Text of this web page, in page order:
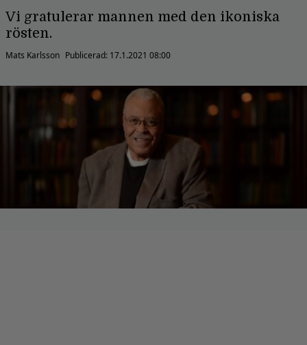
Vi gratulerar mannen med den ikoniska
rösten.
Mats Karlsson Publicerad: 17.1.2021 08:00